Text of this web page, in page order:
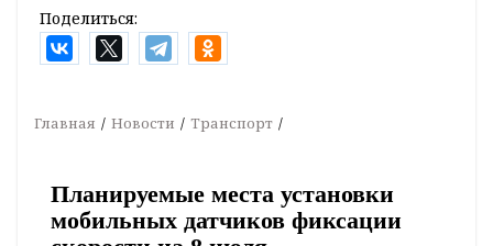
Поделиться:
Главная Новости Транспорт
Планируемые места установки
мобильных датчиков фиксации